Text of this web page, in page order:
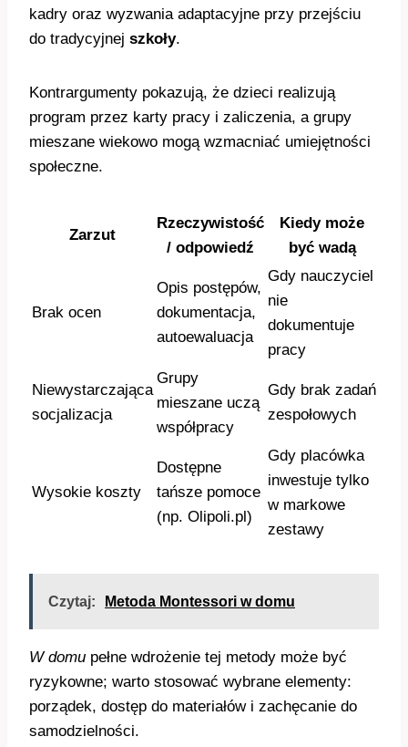
kadry oraz wyzwania adaptacyjne przy przejściu
do tradycyjnej szkoły.
Kontrargumenty pokazują, że dzieci realizują
program przez karty pracy i zaliczenia, a grupy
mieszane wiekowo mogą wzmacniać umiejętności
społeczne.
Zarzut
Rzeczywistość
/ odpowiedź
Kiedy może
być wadą
Brak ocen
Opis postępów,
dokumentacja,
autoewaluacja
Gdy nauczyciel
nie
dokumentuje
pracy
Niewystarczająca
socjalizacja
Grupy
mieszane uczą
współpracy
Gdy brak zadań
zespołowych
Wysokie koszty
Dostępne
tańsze pomoce
(np. Olipoli.pl)
Gdy placówka
inwestuje tylko
w markowe
zestawy
Czytaj: Metoda Montessori w domu
W domu pełne wdrożenie tej metody może być
ryzykowne; warto stosować wybrane elementy:
porządek, dostęp do materiałów i zachęcanie do
samodzielności.